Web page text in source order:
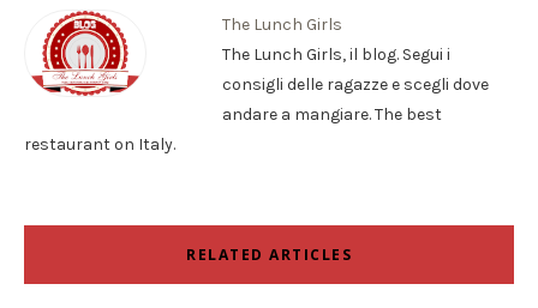
The Lunch Girls
The Lunch Girls, il blog. Segui i
consigli delle ragazze e scegli dove
andare a mangiare. The best
restaurant on Italy.
RELATED ARTICLES